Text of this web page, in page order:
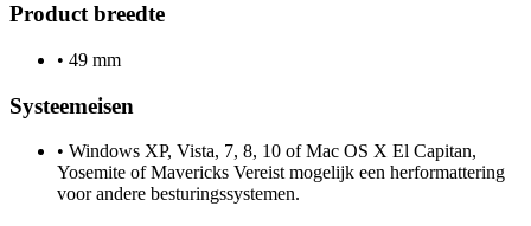
Product breedte
• 49 mm
Systeemeisen
• Windows XP, Vista, 7, 8, 10 of Mac OS X El Capitan,
Yosemite of Mavericks Vereist mogelijk een herformattering
voor andere besturingssystemen.